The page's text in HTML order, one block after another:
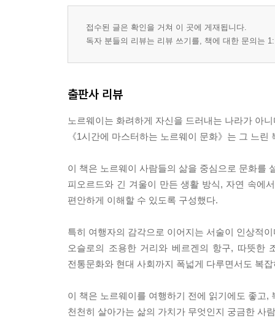
접수된 글은 확인을 거쳐 이 곳에 게재됩니다.
독자 분들의 리뷰는 리뷰 쓰기를, 책에 대한 문의는
출판사 리뷰
노르웨이는 화려하게 자신을 드러내는 나라가 아
《1시간에 마스터하는 노르웨이 문화》는 그 느
이 책은 노르웨이 사람들의 삶을 중심으로 문화를
피오르드와 긴 겨울이 만든 생활 방식, 자연 속에
편안하게 이해할 수 있도록 구성했다.
특히 여행자의 감각으로 이어지는 서술이 인상적이
오슬로의 조용한 거리와 베르겐의 항구, 따뜻한
전통문화와 현대 사회까지 폭넓게 다루면서도 복
이 책은 노르웨이를 여행하기 전에 읽기에도 좋고
천천히 살아가는 삶의 가치가 무엇인지 궁금한 사